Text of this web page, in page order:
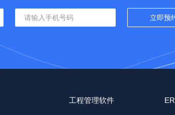
工程管理软件